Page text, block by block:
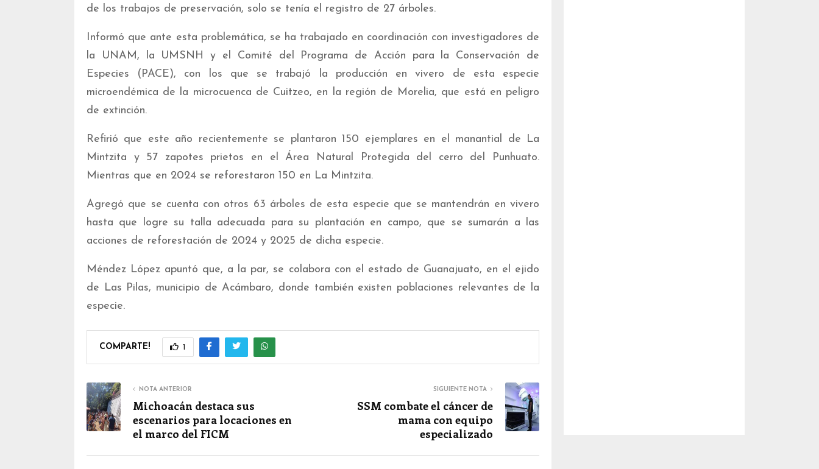
de los trabajos de preservación, solo se tenía el registro de 27 árboles.
Informó que ante esta problemática, se ha trabajado en coordinación con investigadores de
la UNAM, la UMSNH y el Comité del Programa de Acción para la Conservación de
Especies (PACE), con los que se trabajó la producción en vivero de esta especie
microendémica de la microcuenca de Cuitzeo, en la región de Morelia, que está en peligro
de extinción.
Refirió que este año recientemente se plantaron 150 ejemplares en el manantial de La
Mintzita y 57 zapotes prietos en el Área Natural Protegida del cerro del Punhuato.
Mientras que en 2024 se reforestaron 150 en La Mintzita.
Agregó que se cuenta con otros 63 árboles de esta especie que se mantendrán en vivero
hasta que logre su talla adecuada para su plantación en campo, que se sumarán a las
acciones de reforestación de 2024 y 2025 de dicha especie.
Méndez López apuntó que, a la par, se colabora con el estado de Guanajuato, en el ejido
de Las Pilas, municipio de Acámbaro, donde también existen poblaciones relevantes de la
especie.
COMPARTE! 1
NOTA ANTERIOR
Michoacán destaca sus
escenarios para locaciones en
el marco del FICM
SIGUIENTE NOTA
SSM combate el cáncer de
mama con equipo
especializado